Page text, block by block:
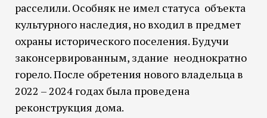
расселили. Особняк не имел статуса объекта
культурного наследия, но входил в предмет
охраны исторического поселения. Будучи
законсервированным, здание неоднократно
горело. После обретения нового владельца в
2022 – 2024 годах была проведена
реконструкция дома.